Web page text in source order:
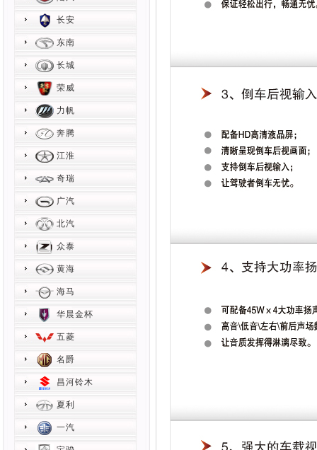
长安
东南
长城
荣威
力帆
奔腾
江淮
奇瑞
广汽
北汽
众泰
黄海
海马
华晨金杯
五菱
名爵
昌河铃木
夏利
一汽